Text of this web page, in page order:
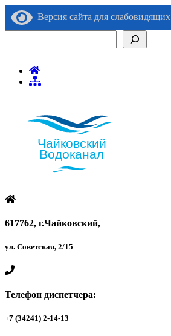
Версия сайта для слабовидящих
617762, г.Чайковский,
ул. Советская, 2/15
Телефон диспетчера:
+7 (34241) 2-14-13